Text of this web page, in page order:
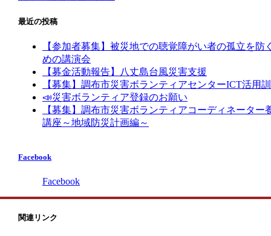
最近の投稿
【参加者募集】被災地での聴覚障がい者の孤立を防
めの講演会
【募金活動報告】八丈島台風災害支援
【募集】調布市災害ボランティアセンターICT活用
📣災害ボランティア登録のお願い
【募集】調布市災害ボランティアコーディネーター
講座～地域防災計画編～
Facebook
Facebook
関連リンク